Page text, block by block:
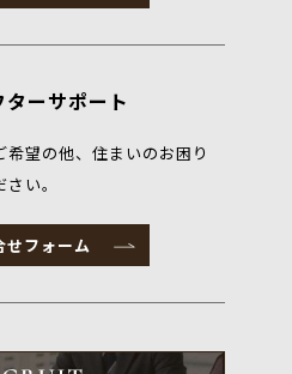
ターサポート
希望の他、住まいのお困り
い。
せフォーム